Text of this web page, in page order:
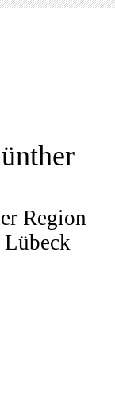
Region